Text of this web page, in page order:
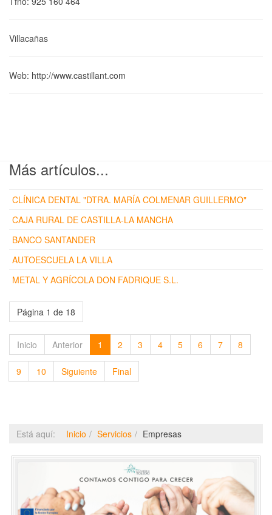
Villacañas
Web: http://www.castillant.com
Más artículos...
CLÍNICA DENTAL "DTRA. MARÍA COLMENAR GUILLERMO"
CAJA RURAL DE CASTILLA-LA MANCHA
BANCO SANTANDER
AUTOESCUELA LA VILLA
METAL Y AGRÍCOLA DON FADRIQUE S.L.
Página 1 de 18
Inicio Anterior 1 2 3 4 5 6 7 8
9 10 Siguiente Final
Está aquí: Inicio Servicios Empresas